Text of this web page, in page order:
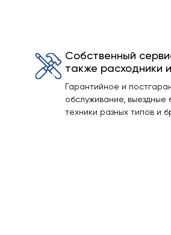
Собственный
также расходники
Гарантийное и
обслуживание, выездные
техники разных типов и